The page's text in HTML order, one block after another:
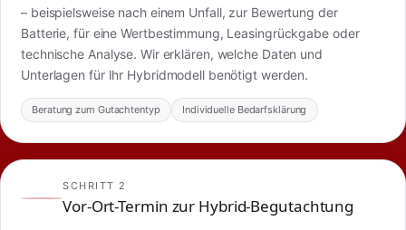
– beispielsweise nach einem Unfall, zur Bewertung der
Batterie, für eine Wertbestimmung, Leasingrückgabe oder
technische Analyse. Wir erklären, welche Daten und
Unterlagen für Ihr Hybridmodell benötigt werden.
Beratung zum Gutachtentyp Individuelle Bedarfsklärung
SCHRITT 2
Vor-Ort-Termin zur Hybrid-Begutachtung